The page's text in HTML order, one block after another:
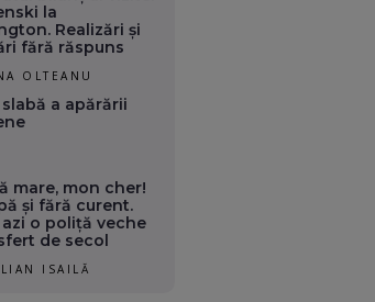
la
Realizări și
fără răspuns
OLTEANU
a apărării
mare, mon cher!
și fără curent.
o poliță veche
de secol
ISAILĂ